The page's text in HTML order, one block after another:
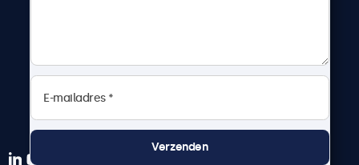
Verzenden